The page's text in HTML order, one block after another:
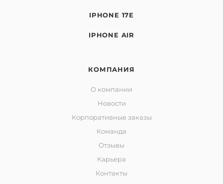
IPHONE 17E
IPHONE AIR
КОМПАНИЯ
О компании
Новости
Корпоративные заказы
Команда
Отзывы
Карьера
Контакты